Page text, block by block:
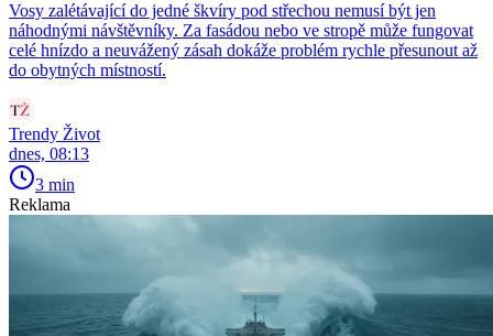
Vosy zalétávající do jedné škvíry pod střechou nemusí být jen
náhodnými návštěvníky. Za fasádou nebo ve stropě může fungovat
celé hnízdo a neuvážený zásah dokáže problém rychle přesunout až
do obytných místností.
Trendy Život
dnes, 08:13
3 min
Reklama